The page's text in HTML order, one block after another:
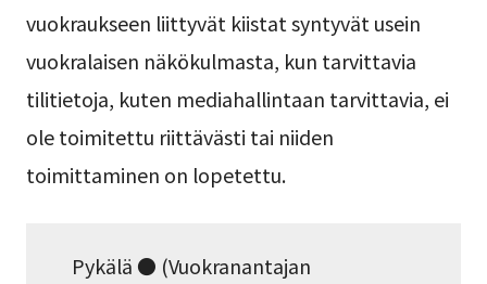
vuokraukseen liittyvät kiistat syntyvät usein
vuokralaisen näkökulmasta, kun tarvittavia
tilitietoja, kuten mediahallintaan tarvittavia, ei
ole toimitettu riittävästi tai niiden
toimittaminen on lopetettu.
Pykälä ● (Vuokranantajan